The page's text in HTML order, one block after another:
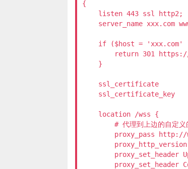
{
    listen 443 ssl http2;
server_name xxx.com
if ($host = 'xxx.com'
return 301
    }
ssl_certificate
ssl_certificate_key
    location /wss {
# 代理到上边的自定义
proxy_pass
proxy_http_version
proxy_set_header
proxy_set_header